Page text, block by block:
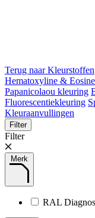
Terug naar Kleurstoffen
Hematoxyline &
Papanicolaou kleuring
Fluorescentiekleuring
Kleuraanvullingen
Filter
Filter
Merk
RAL